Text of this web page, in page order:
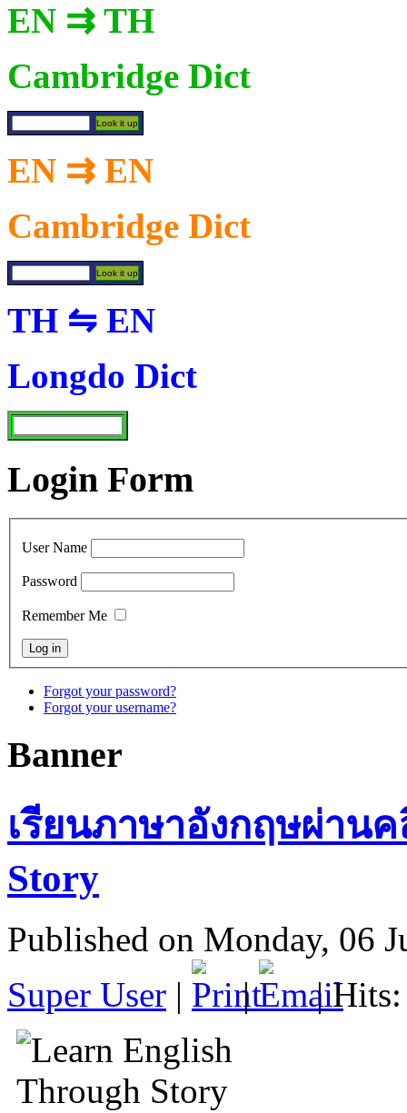
EN ⇉ TH
Cambridge Dict
EN ⇉ EN
Cambridge Dict
TH ⇋ EN
Longdo Dict
Login Form
User Name
Password
Remember Me
Forgot your password?
Forgot your username?
Banner
เรียนภาษาอังกฤษผ่าน
Story
Published on Monday, 06
Super User | | | Hits: